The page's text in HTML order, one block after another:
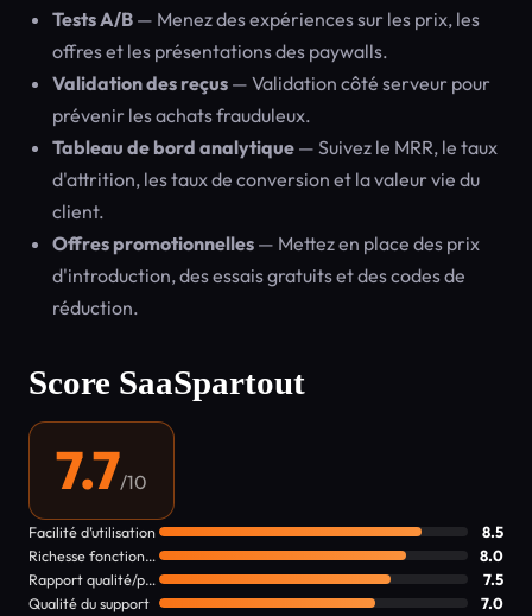
Tests A/B — Menez des expériences sur les prix, les
offres et les présentations des paywalls.
Validation des reçus — Validation côté serveur pour
prévenir les achats frauduleux.
Tableau de bord analytique — Suivez le MRR, le taux
d'attrition, les taux de conversion et la valeur vie du
client.
Offres promotionnelles — Mettez en place des prix
d'introduction, des essais gratuits et des codes de
réduction.
Score SaaSpartout
7.7/10
Facilité d’utilisation
8.5
Richesse fonctionnelle
8.0
Rapport qualité/prix
7.5
Qualité du support
7.0